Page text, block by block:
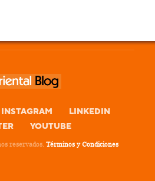
INSTAGRAM
LINKEDIN
YOUTUBE
reservados. Términos y Condiciones